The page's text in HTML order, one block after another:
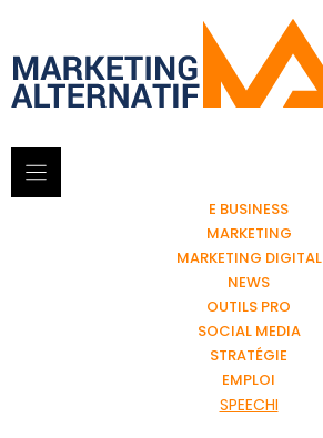
E BUSINESS
MARKETING
MARKETING DIGITAL
NEWS
OUTILS PRO
SOCIAL MEDIA
STRATÉGIE
EMPLOI
SPEECHI